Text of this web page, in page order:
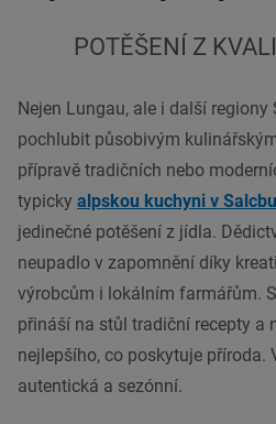
POTĚŠENÍ Z
Nejen Lungau, ale i další
pochlubit působivým
přípravě tradičních nebo
typicky alpskou kuchyni v
jedinečné potěšení z jídla.
neupadlo v zapomnění díky
výrobcům i lokálním farmářům.
přináší na stůl tradiční recepty a
nejlepšího, co poskytuje příroda.
autentická a sezónní.